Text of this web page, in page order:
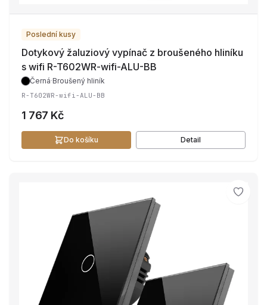
Poslední kusy
Dotykový žaluziový vypínač z broušeného hliníku
s wifi R-T602WR-wifi-ALU-BB
Černá·Broušený hliník
R-T602WR-wifi-ALU-BB
1 767 Kč
Do košíku Detail